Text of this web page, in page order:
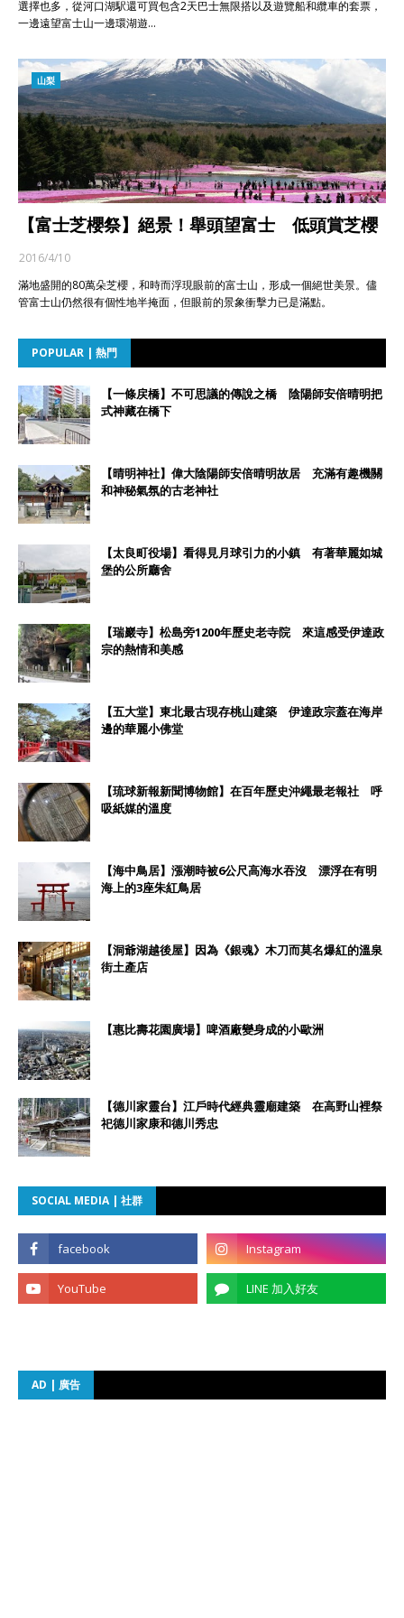
選擇也多，從河口湖駅還可買包含2天巴士無限搭以及遊覽船和纜車的套票，
一邊遠望富士山一邊環湖遊…
山梨
【富士芝櫻祭】絕景！舉頭望富士 低頭賞芝櫻
2016/4/10
滿地盛開的80萬朵芝櫻，和時而浮現眼前的富士山，形成一個絕世美景。儘
管富士山仍然很有個性地半掩面，但眼前的景象衝擊力已是滿點。
POPULAR | 熱門
【一條戻橋】不可思議的傳說之橋 陰陽師安倍晴明把
式神藏在橋下
【晴明神社】偉大陰陽師安倍晴明故居 充滿有趣機關
和神秘氣氛的古老神社
【太良町役場】看得見月球引力的小鎮 有著華麗如城
堡的公所廳舍
【瑞巖寺】松島旁1200年歷史老寺院 來這感受伊達政
宗的熱情和美感
【五大堂】東北最古現存桃山建築 伊達政宗蓋在海岸
邊的華麗小佛堂
【琉球新報新聞博物館】在百年歷史沖繩最老報社 呼
吸紙媒的溫度
【海中鳥居】漲潮時被6公尺高海水吞沒 漂浮在有明
海上的3座朱紅鳥居
【洞爺湖越後屋】因為《銀魂》木刀而莫名爆紅的溫泉
街土產店
【惠比壽花園廣場】啤酒廠變身成的小歐洲
【德川家靈台】江戶時代經典靈廟建築 在高野山裡祭
祀德川家康和德川秀忠
SOCIAL MEDIA | 社群
AD | 廣告